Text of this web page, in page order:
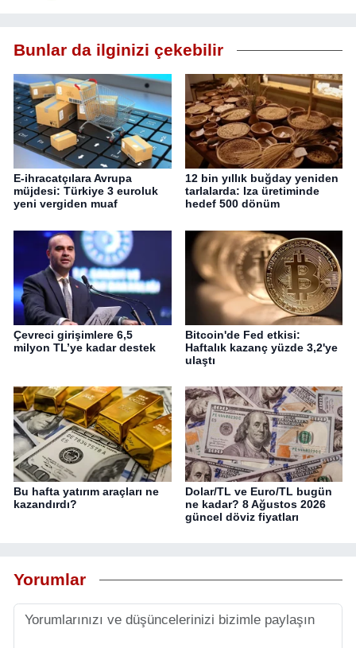
Bunlar da ilginizi çekebilir
E-ihracatçılara Avrupa
müjdesi: Türkiye 3 euroluk
yeni vergiden muaf
12 bin yıllık buğday yeniden
tarlalarda: Iza üretiminde
hedef 500 dönüm
Çevreci girişimlere 6,5
milyon TL’ye kadar destek
Bitcoin'de Fed etkisi:
Haftalık kazanç yüzde 3,2'ye
ulaştı
Bu hafta yatırım araçları ne
kazandırdı?
Dolar/TL ve Euro/TL bugün
ne kadar? 8 Ağustos 2026
güncel döviz fiyatları
Yorumlar